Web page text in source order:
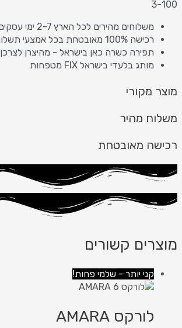
3-100
משלוחים מהירים לכל הארץ 2-7 ימי עסקים
רכישה 100% מאובטחת בכל אמצעי תשלום
תפירה כשרה כאן בישראל - מהיצרן לצרכן
מותג בלעדי בישראל FIX מטפחות
מוצר מקורי
משלוח מהיר
רכישה מאובטחת
מוצרים קשורים
קני יותר - שלמי פחות!
לורקס AMARA